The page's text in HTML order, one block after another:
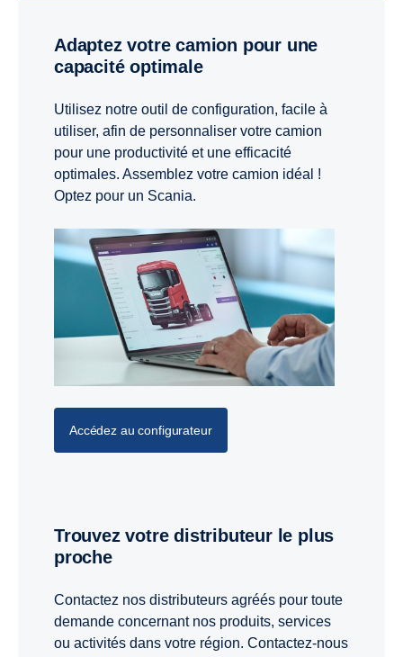
Adaptez votre camion pour une
capacité optimale
Utilisez notre outil de configuration, facile à
utiliser, afin de personnaliser votre camion
pour une productivité et une efficacité
optimales. Assemblez votre camion idéal !
Optez pour un Scania.
Accédez au configurateur
Trouvez votre distributeur le plus
proche
Contactez nos distributeurs agréés pour toute
demande concernant nos produits, services
ou activités dans votre région. Contactez-nous